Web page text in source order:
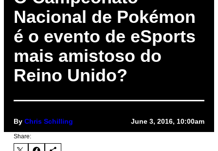
Nacional de Pokémon
é o evento de eSports
mais amistoso do
Reino Unido?
By Chris Schilling June 3, 2016, 10:00am
Share: